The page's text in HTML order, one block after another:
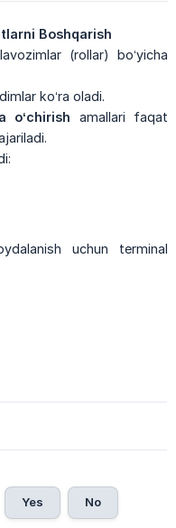
Boshqarish
(rollar) bo‘yicha
ko‘ra oladi.
o‘chirish amallari faqat
uchun terminal
Yes No